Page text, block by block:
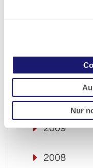
Nur
2010
2009
2008